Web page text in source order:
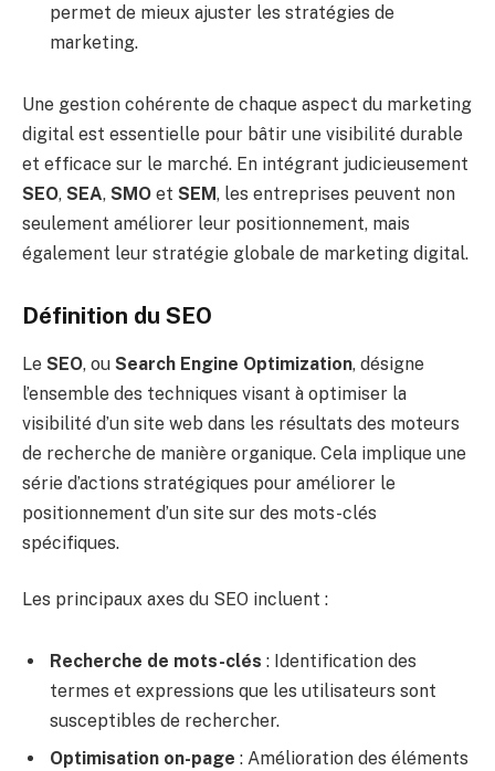
permet de mieux ajuster les stratégies de
marketing.
Une gestion cohérente de chaque aspect du marketing
digital est essentielle pour bâtir une visibilité durable
et efficace sur le marché. En intégrant judicieusement
SEO, SEA, SMO et SEM, les entreprises peuvent non
seulement améliorer leur positionnement, mais
également leur stratégie globale de marketing digital.
Définition du SEO
Le SEO, ou Search Engine Optimization, désigne
l’ensemble des techniques visant à optimiser la
visibilité d’un site web dans les résultats des moteurs
de recherche de manière organique. Cela implique une
série d’actions stratégiques pour améliorer le
positionnement d’un site sur des mots-clés
spécifiques.
Les principaux axes du SEO incluent :
Recherche de mots-clés : Identification des
termes et expressions que les utilisateurs sont
susceptibles de rechercher.
Optimisation on-page : Amélioration des éléments